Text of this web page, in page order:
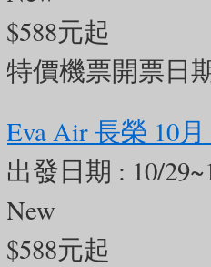
美加旅遊
3 days ago
被譽為「新世界
於一體，是全球
大海，遠處青洲
$588元起
特價機票開票日
Eva Air 長榮 10
出發日期 : 10/
New
$588元起